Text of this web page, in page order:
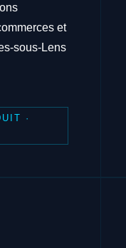
et
sous-Lens
·